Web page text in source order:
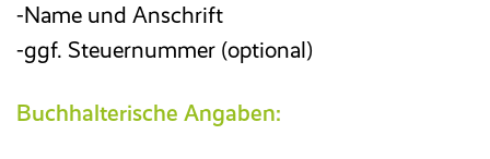
-Name und Anschrift
-ggf. Steuernummer (optional)
Buchhalterische Angaben: